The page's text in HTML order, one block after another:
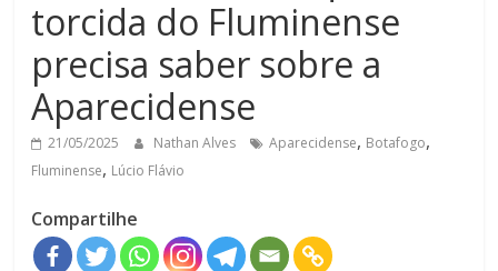
torcida do Fluminense
precisa saber sobre a
Aparecidense
21/05/2025 Nathan Alves Aparecidense, Botafogo,
Fluminense, Lúcio Flávio
Compartilhe